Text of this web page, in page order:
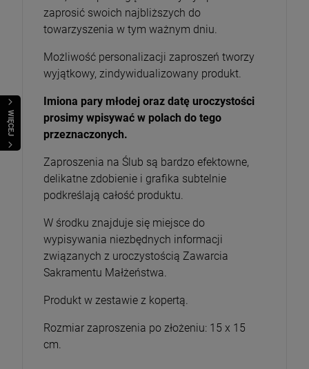
WIĘCEJ
zaprosić swoich najbliższych do
towarzyszenia w tym ważnym dniu.
Możliwość personalizacji zaproszeń tworzy
wyjątkowy, zindywidualizowany produkt.
Imiona pary młodej oraz datę uroczystości
prosimy wpisywać w polach do tego
przeznaczonych.
Zaproszenia na Ślub są bardzo efektowne,
delikatne zdobienie i grafika subtelnie
podkreślają całość produktu.
W środku znajduje się miejsce do
wypisywania niezbędnych informacji
związanych z uroczystością Zawarcia
Sakramentu Małżeństwa.
Produkt w zestawie z kopertą.
Rozmiar zaproszenia po złożeniu: 15 x 15
cm.